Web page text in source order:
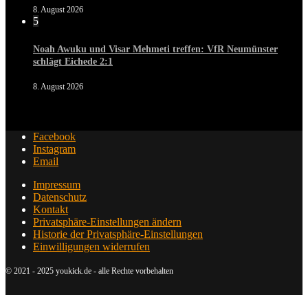
8. August 2026
5
Noah Awuku und Visar Mehmeti treffen: VfR Neumünster
schlägt Eichede 2:1
8. August 2026
Facebook
Instagram
Email
Impressum
Datenschutz
Kontakt
Privatsphäre-Einstellungen ändern
Historie der Privatsphäre-Einstellungen
Einwilligungen widerrufen
© 2021 - 2025 youkick.de - alle Rechte vorbehalten